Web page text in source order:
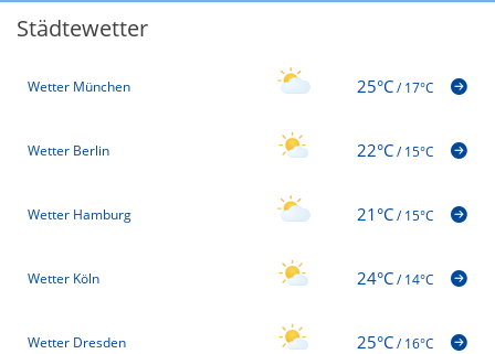
Städtewetter
Wetter München 25°C/17°C
Wetter Berlin 22°C/15°C
Wetter Hamburg 21°C/15°C
Wetter Köln 24°C/14°C
Wetter Dresden 25°C/16°C